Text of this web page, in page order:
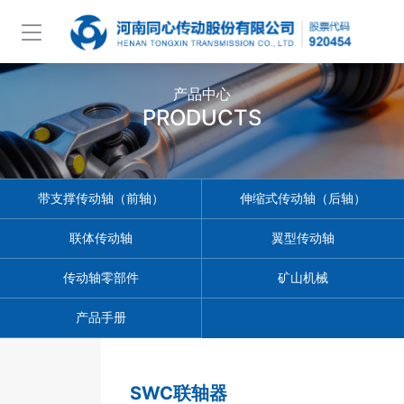
产品中心
PRODUCTS
带支撑传动轴（前轴） 伸缩式传动轴（后轴）
联体传动轴 翼型传动轴
传动轴零部件 矿山机械
产品手册
SWC联轴器